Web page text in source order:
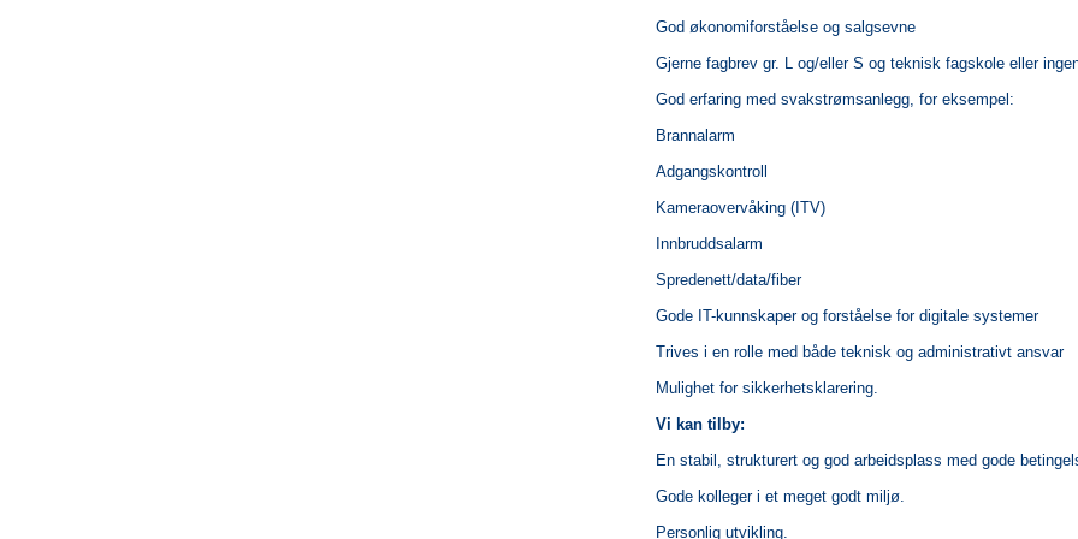
God økonomiforståelse og salgsevne
Gjerne fagbrev gr. L og/eller S og teknisk fagskole eller
God erfaring med svakstrømsanlegg, for eksempel:
Brannalarm
Adgangskontroll
Kameraovervåking (ITV)
Innbruddsalarm
Spredenett/data/fiber
Gode IT-kunnskaper og forståelse for digitale systemer
Trives i en rolle med både teknisk og administrativt ansvar
Mulighet for sikkerhetsklarering.
Vi kan tilby:
En stabil, strukturert og god arbeidsplass med gode
Gode kolleger i et meget godt miljø.
Personlig utvikling.